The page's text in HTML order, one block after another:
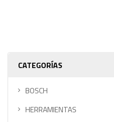
CATEGORÍAS
BOSCH
HERRAMIENTAS